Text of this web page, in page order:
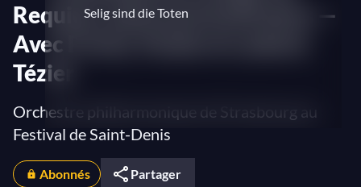
Selig sind die Toten
Requiem allemand de Brahms —
Avec Pretty Yende et Ludovic
Tézier
Orchestre philharmonique de Strasbourg au
Festival de Saint-Denis
Abonnés Partager